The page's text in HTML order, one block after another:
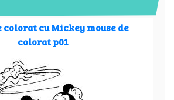
colorat cu Mickey mouse de
colorat p01